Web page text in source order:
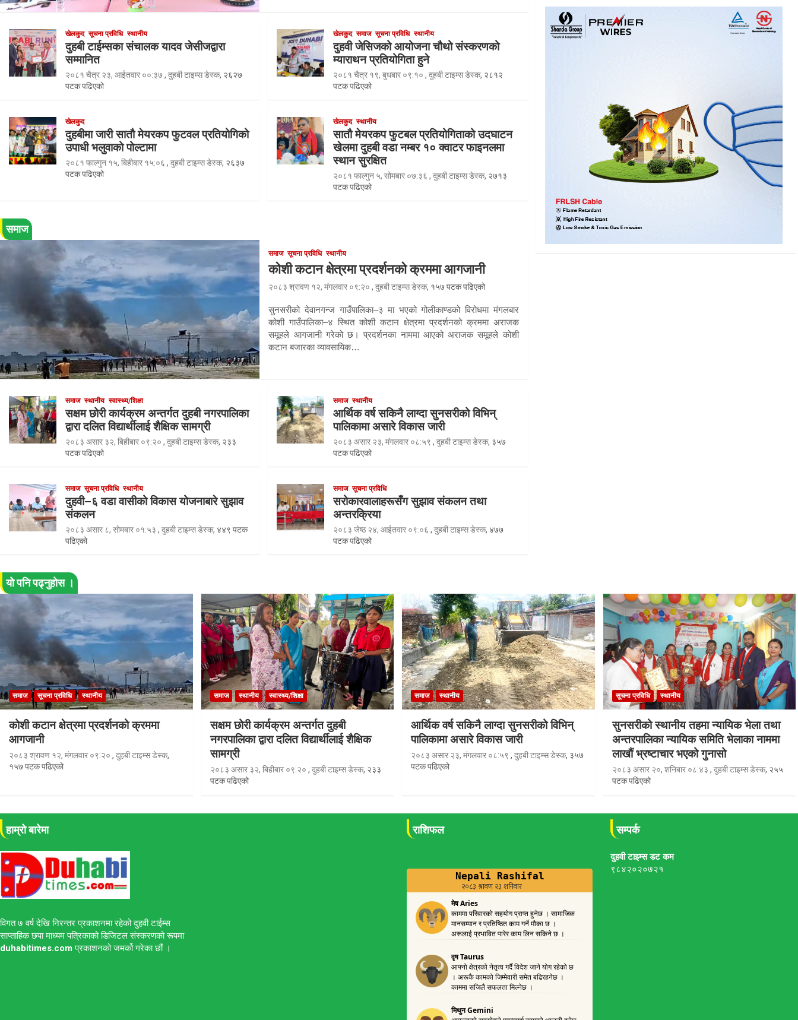
खेलकुद सूचना प्रविधि स्थानीय
दुहबी टाईम्सका संचालक यादव जेसीजद्वारा
सम्मानित
२०८१ चैत्र २३, आईतवार ००:३७ , दुहबी टाइम्स डेस्क, २६२७
पटक पढिएको
खेलकुद समाज सूचना प्रविधि स्थानीय
दुहवी जेसिजको आयोजना चौथो संस्करणको
म्याराथन प्रतियोगिता हुने
२०८१ चैत्र १९, बुधबार ०९:१० ,दुहबी टाइम्स डेस्क, २८१२
पटक पढिएको
खेलकुद
दुहबीमा जारी सातौ मेयरकप फुटवल प्रतियोगिको
उपाधी भलुवाको पोल्टामा
२०८१ फाल्गुन १५, बिहीबार १५:०६ , दुहबी टाइम्स डेस्क, २६३७
पटक पढिएको
खेलकुद स्थानीय
सातौ मेयरकप फुटबल प्रतियोगिताको उदघाटन
खेलमा दुहबी वडा नम्बर १० क्वाटर फाइनलमा
स्थान सुरक्षित
२०८१ फाल्गुन ५, सोमबार ०७:३६ ,दुहबी टाइम्स डेस्क, २७१३
पटक पढिएको
समाज
समाज सूचना प्रविधि स्थानीय
कोशी कटान क्षेत्रमा प्रदर्शनको क्रममा आगजानी
२०८३ श्रावण १२, मंगलवार ०९:२० ,दुहबी टाइम्स डेस्क, १५७ पटक पढिएको
सुनसरीको देवानगन्ज गाउँपालिका–३ मा भएको गोलीकाण्डको विरोधमा मंगलबार
कोशी गाउँपालिका–४ स्थित कोशी कटान क्षेत्रमा प्रदर्शनको क्रममा अराजक
समूहले आगजानी गरेको छ। प्रदर्शनका नाममा आएको अराजक समूहले कोशी
कटान बजारका व्यावसायिक…
समाज स्थानीय स्वास्थ्य/शिक्षा
सक्षम छोरी कार्यक्रम अन्तर्गत दुहबी नगरपालिका
द्वारा दलित विद्यार्थीलाई शैक्षिक सामग्री
२०८३ असार ३२, बिहीबार ०९:२० , दुहबी टाइम्स डेस्क, २३३
पटक पढिएको
समाज स्थानीय
आर्थिक वर्ष सकिनै लाग्दा सुनसरीको विभिन्
पालिकामा असारे विकास जारी
२०८३ असार २३, मंगलवार ०८:५९ ,दुहबी टाइम्स डेस्क, ३५७
पटक पढिएको
समाज सूचना प्रविधि स्थानीय
दुहवी–६ वडा वासीको विकास योजनाबारे सुझाव
संकलन
२०८३ असार ८, सोमबार ०१:५३ , दुहबी टाइम्स डेस्क, ४४९ पटक
पढिएको
समाज सूचना प्रविधि
सरोकारवालाहरूसँग सुझाव संकलन तथा
अन्तरक्रिया
२०८३ जेष्ठ २४, आईतवार ०९:०६ ,दुहबी टाइम्स डेस्क, ४७७
पटक पढिएको
यो पनि पढ्नुहोस ।
समाज सूचना प्रविधि स्थानीय
कोशी कटान क्षेत्रमा प्रदर्शनको क्रममा
आगजानी
२०८३ श्रावण १२, मंगलवार ०९:२० , दुहबी टाइम्स डेस्क,
१५७ पटक पढिएको
समाज स्थानीय स्वास्थ्य/शिक्षा
सक्षम छोरी कार्यक्रम अन्तर्गत दुहबी
नगरपालिका द्वारा दलित विद्यार्थीलाई शैक्षिक
सामग्री
२०८३ असार ३२, बिहीबार ०९:२० , दुहबी टाइम्स डेस्क, २३३
पटक पढिएको
समाज स्थानीय
आर्थिक वर्ष सकिनै लाग्दा सुनसरीको विभिन्
पालिकामा असारे विकास जारी
२०८३ असार २३, मंगलवार ०८:५९ , दुहबी टाइम्स डेस्क, ३५७
पटक पढिएको
सूचना प्रविधि स्थानीय
सुनसरीको स्थानीय तहमा न्यायिक भेला तथा
अन्तरपालिका न्यायिक समिति भेलाका नाममा
लाखौं भ्रष्टाचार भएको गुनासो
२०८३ असार २०, शनिबार ०८:४३ , दुहबी टाइम्स डेस्क, २५५
पटक पढिएको
हाम्रो बारेमा
विगत ७ वर्ष देखि निरन्तर प्रकाशनमा रहेको दुहवी टाईम्स
साप्ताहिक छपा माध्यम पत्रिकाको डिजिटल संस्करणको रूपमा
duhabitimes.comप्रकाशनको जमर्को गरेका छौं ।
राशिफल सम्पर्क
दुहवी टाइम्स डट कम
९८४२०२०७२१